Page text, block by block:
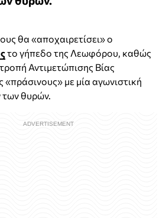
θα «αποχαιρετίσει» ο
το γήπεδο της Λεωφόρου, καθώς
Αντιμετώπισης Βίας
«πράσινους» με μία αγωνιστική
των θυρών.